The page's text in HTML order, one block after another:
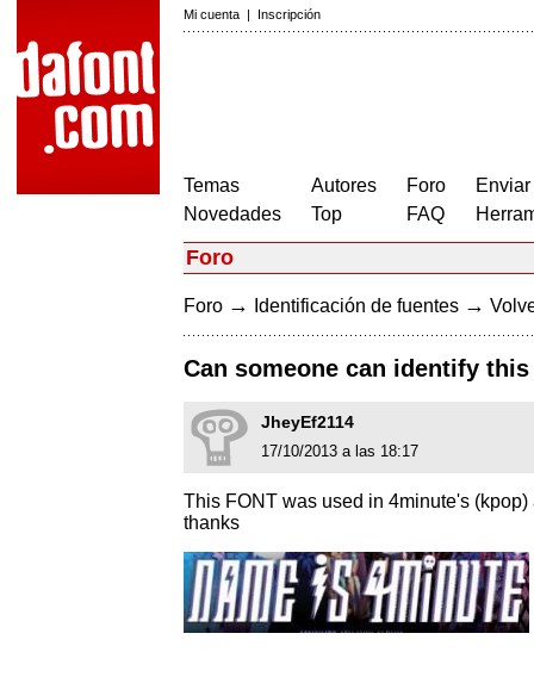
Mi cuenta | Inscripción
Temas
Novedades
Autores
Top
Foro
FAQ
Foro
Foro → Identificación de fuentes →
Can someone can identify this
JheyEf2114
17/10/2013 a las 18:17
This FONT was used in 4minute's
thanks